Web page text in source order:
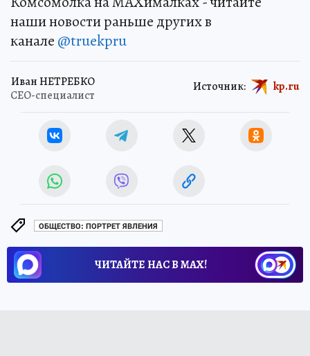
наши новости раньше других в
канале @truekpru
Иван НЕТРЕБКО
СЕО-специалист
Источник: kp.ru
ОБЩЕСТВО: ПОРТРЕТ ЯВЛЕНИЯ
ЧИТАЙТЕ НАС В МАХ!